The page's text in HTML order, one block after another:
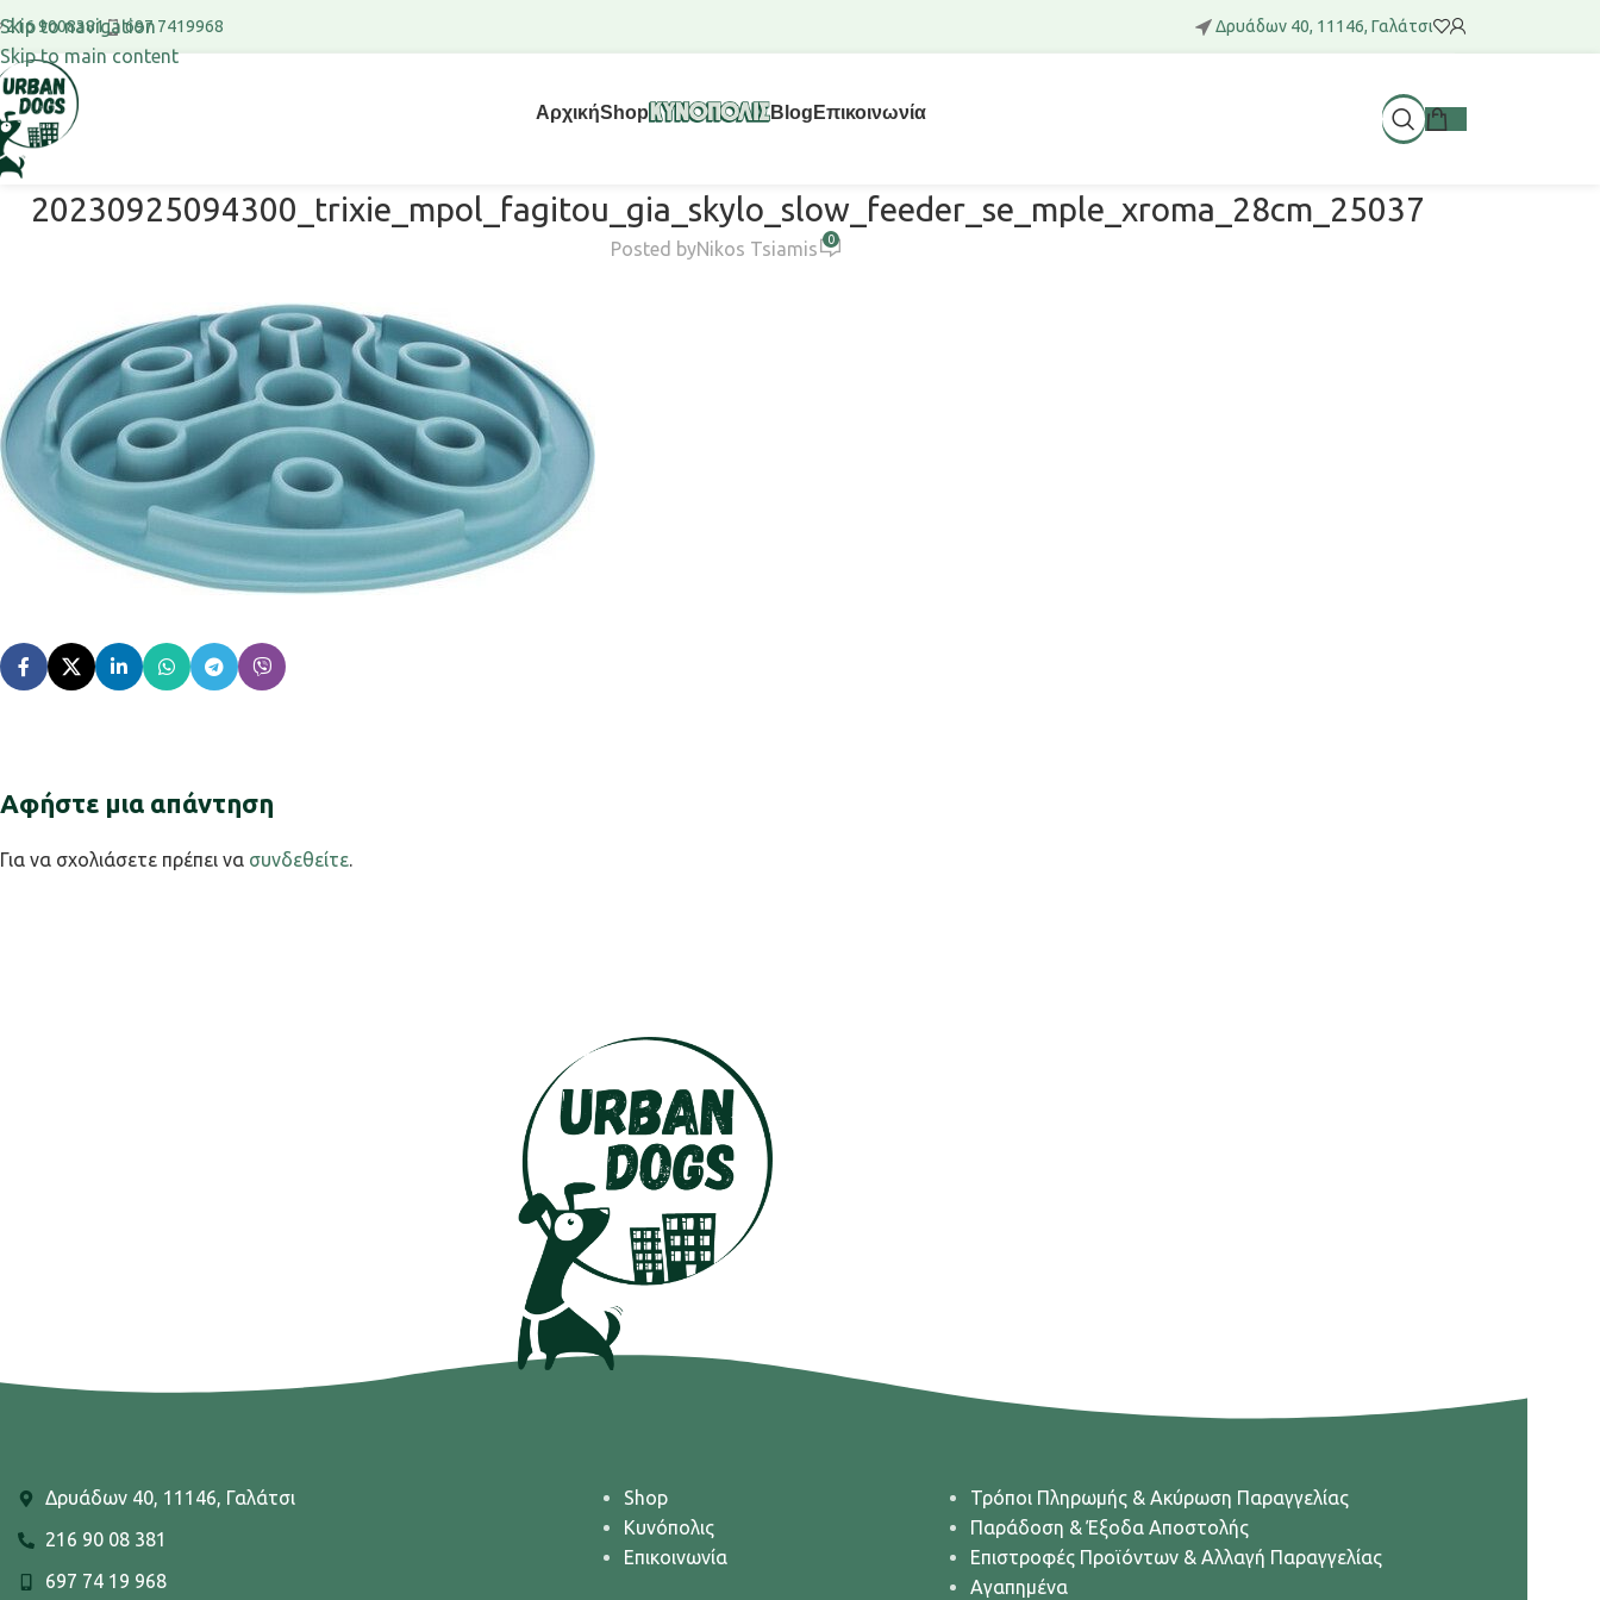
Skip to navigation
Skip to main content
216 9008381 697 7419968 Δρυάδων 40, 11146, Γαλάτσι
ΑρχικήShop Blog Επικοινωνία
20230925094300_trixie_mpol_fagitou_gia_skylo_slow_feeder_se_mple_xroma_28cm_25037
Posted byNikos Tsiamis 0
Αφήστε μια απάντηση
Για να σχολιάσετε πρέπει να συνδεθείτε.
Δρυάδων 40, 11146, Γαλάτσι
216 90 08 381
697 74 19 968
Shop
Κυνόπολις
Επικοινωνία
Τρόποι Πληρωμής & Ακύρωση Παραγγελίας
Παράδοση & Έξοδα Αποστολής
Επιστροφές Προϊόντων & Αλλαγή Παραγγελίας
Αγαπημένα